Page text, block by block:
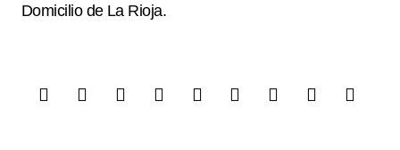
Domicilio de La Rioja.